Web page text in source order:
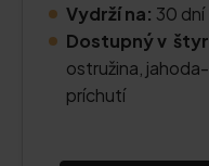
Vydrží na: 30 dní
Dostupný v
ostružina,
príchutí